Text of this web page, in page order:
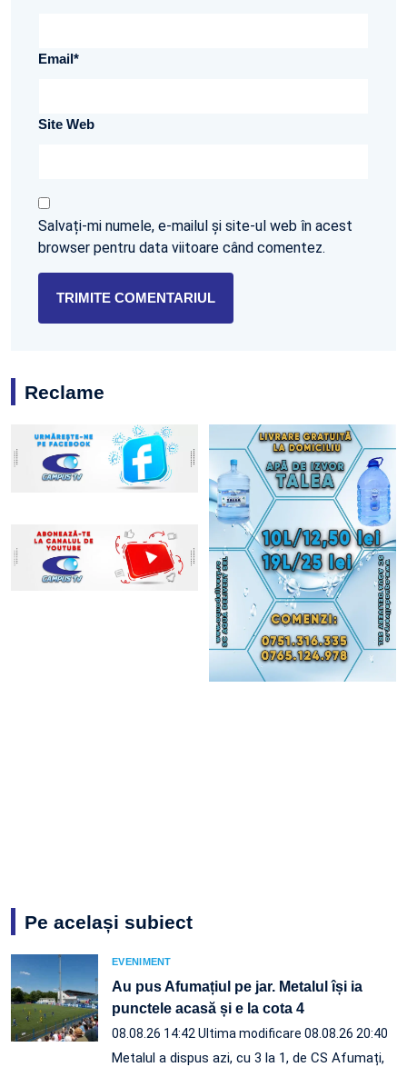
Email*
Site Web
Salvați-mi numele, e-mailul și site-ul web în acest
browser pentru data viitoare când comentez.
Reclame
Pe același subiect
EVENIMENT
Au pus Afumațiul pe jar. Metalul își ia
punctele acasă și e la cota 4
08.08.26 14:42 Ultima modificare 08.08.26 20:40
Metalul a dispus azi, cu 3 la 1, de CS Afumați,